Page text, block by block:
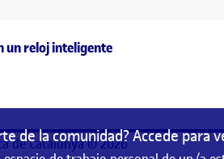
de entradas
un reloj inteligente
de la comunidad? Accede para
de Catalunya © 2026